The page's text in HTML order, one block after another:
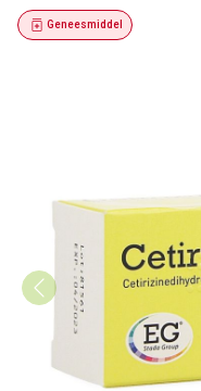
Geneesmiddel